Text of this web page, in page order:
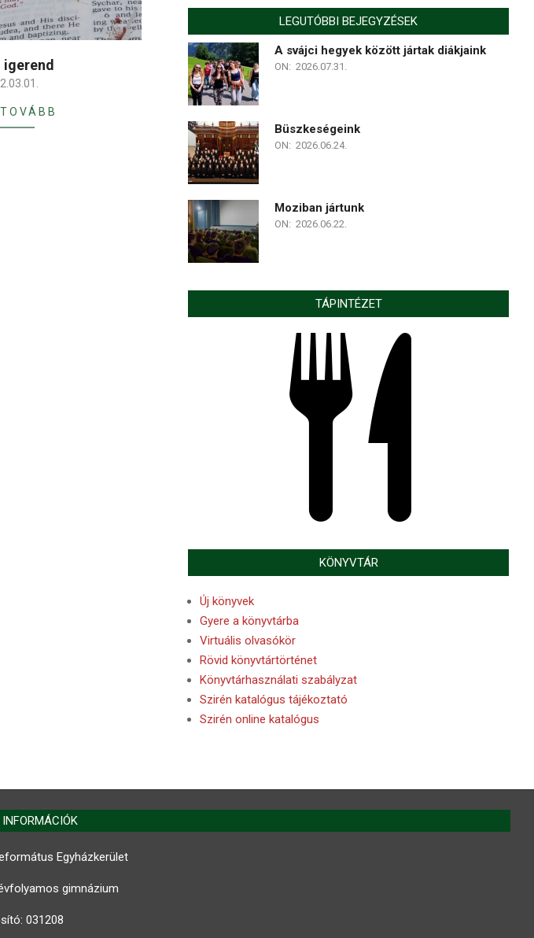
LEGUTÓBBI BEJEGYZÉSEK
A svájci hegyek között jártak diákjaink
ON: 2026.07.31.
Büszkeségeink
ON: 2026.06.24.
Moziban jártunk
ON: 2026.06.22.
TÁPINTÉZET
KÖNYVTÁR
Új könyvek
Gyere a könyvtárba
Virtuális olvasókör
Rövid könyvtártörténet
Könyvtárhasználati szabályzat
Szirén katalógus tájékoztató
Szirén online katalógus
Egyházkerület
gimnázium
031208